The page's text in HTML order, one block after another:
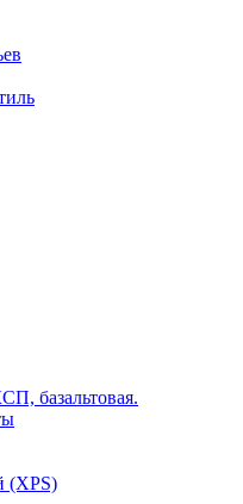
базальтовая.
(XPS)